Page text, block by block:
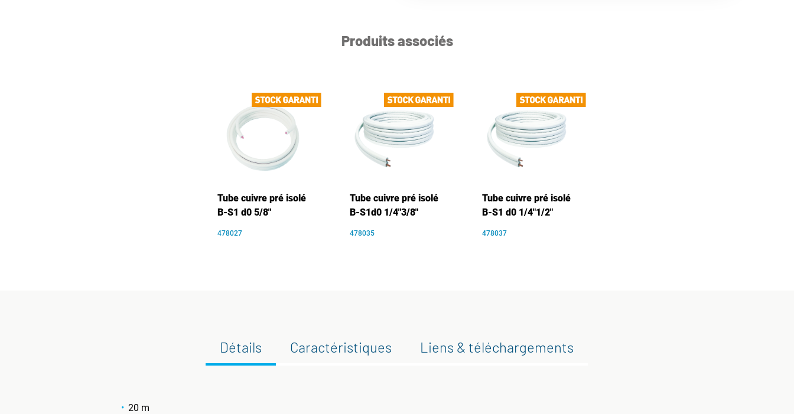
Produits associés
Tube cuivre pré isolé
B-S1 d0 5/8"
478027
Tube cuivre pré isolé
B-S1d0 1/4"3/8"
478035
Tube cuivre pré isolé
B-S1 d0 1/4"1/2"
478037
Détails Caractéristiques Liens & téléchargements
20 m